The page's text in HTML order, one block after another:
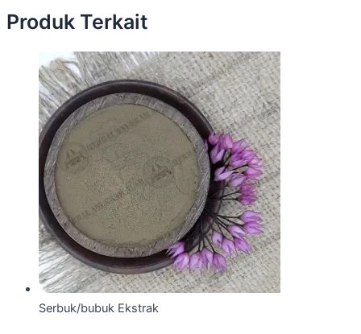
Produk Terkait
Serbuk/bubuk Ekstrak